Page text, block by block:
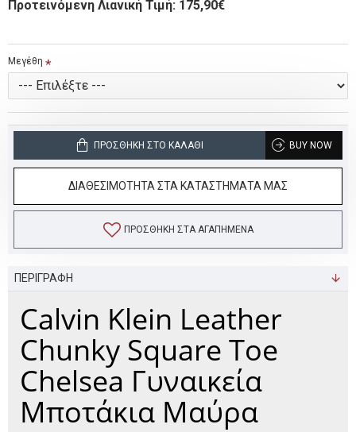
Προτεινόμενη Λιανική Τιμή: 175,90€
Μεγέθη
ΠΡΟΣΘΉΚΗ ΣΤΟ ΚΑΛΆΘΙ BUY NOW
ΔΙΑΘΕΣΙΜΟΤΗΤΑ ΣΤΑ ΚΑΤΑΣΤΗΜΑΤΑ ΜΑΣ
ΠΡΟΣΘΉΚΗ ΣΤΑ ΑΓΑΠΗΜΈΝΑ
ΠΕΡΙΓΡΑΦΗ
Calvin Klein Leather
Chunky Square Toe
Chelsea Γυναικεία
Μποτάκια Μαύρα